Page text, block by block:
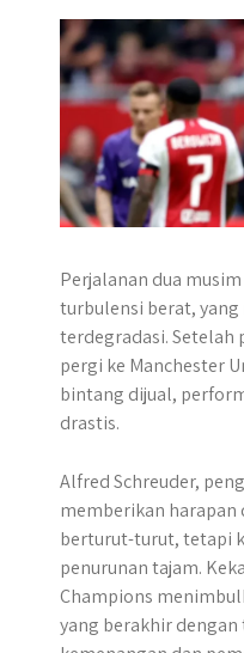
Perjalanan dua
turbulensi berat,
terdegradasi. Setelah
pergi ke Manchester
bintang dijual,
drastis.
Alfred Schreuder,
memberikan harapan
berturut-turut, tetapi
penurunan tajam.
Champions
yang berakhir